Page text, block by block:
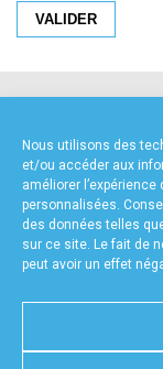
Nous utilisons des
et/ou accéder aux
améliorer
personnalisées.
des données telles
sur ce site. Le fait de
peut avoir un effet
VALIDER